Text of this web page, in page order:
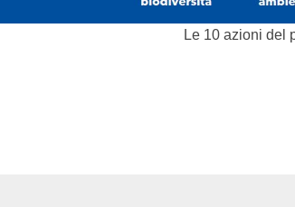
Le 10 azioni del